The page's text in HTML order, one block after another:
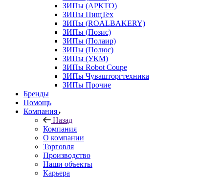
ЗИПы (АРКТО)
ЗИПы ПищТех
ЗИПы (ROALBAKERY)
ЗИПы (Позис)
ЗИПы (Полаир)
ЗИПы (Полюс)
ЗИПы (УКМ)
ЗИПы Robot Coupe
ЗИПы Чувашторгтехника
ЗИПы Прочие
Бренды
Помощь
Компания
Назад
Компания
О компании
Торговля
Производство
Наши объекты
Карьера